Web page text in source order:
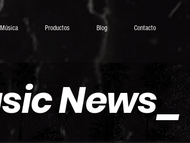
Música Productos Blog Contacto
News_